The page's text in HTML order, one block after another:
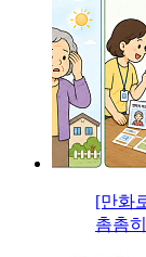
[만화
촘촘